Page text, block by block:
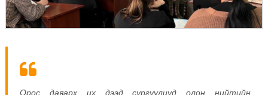
Орос даяарх их дээд сургуулиуд олон нийтийн